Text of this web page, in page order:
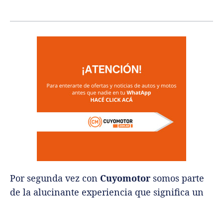
Por segunda vez con Cuyomotor somos parte
de la alucinante experiencia que significa un